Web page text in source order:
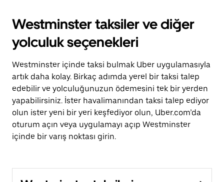
Westminster taksiler ve diğer
yolculuk seçenekleri
Westminster içinde taksi bulmak Uber uygulamasıyla
artık daha kolay. Birkaç adımda yerel bir taksi talep
edebilir ve yolculuğunuzun ödemesini tek bir yerden
yapabilirsiniz. İster havalimanından taksi talep ediyor
olun ister yeni bir yeri keşfediyor olun, Uber.com’da
oturum açın veya uygulamayı açıp Westminster
içinde bir varış noktası girin.